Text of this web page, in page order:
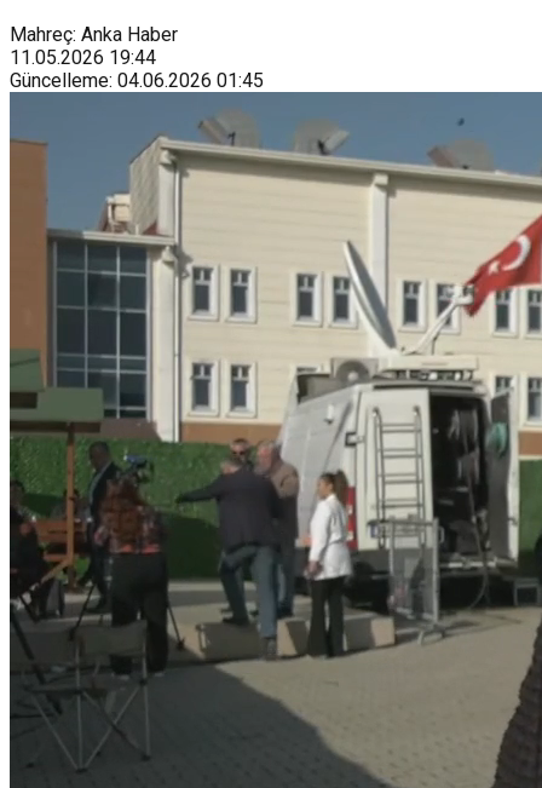
Mahreç: Anka Haber
11.05.2026 19:44
Güncelleme: 04.06.2026 01:45